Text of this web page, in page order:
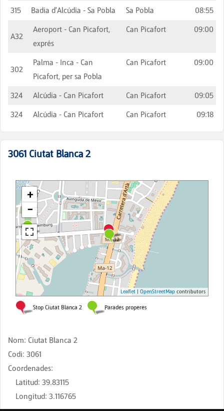
315
Badia d'Alcúdia - Sa Pobla Sa Pobla 08:55
A32
Aeroport - Can Picafort,
exprés
Can Picafort 09:00
302
Palma - Inca - Can
Picafort, per sa Pobla
Can Picafort 09:00
324 Alcúdia - Can Picafort Can Picafort
09:05
324
Alcúdia - Can Picafort Can Picafort 09:18
3061 Ciutat Blanca 2
Nom: Ciutat Blanca 2
Codi: 3061
Coordenades:
Latitud: 39.83115
Longitud: 3.116765